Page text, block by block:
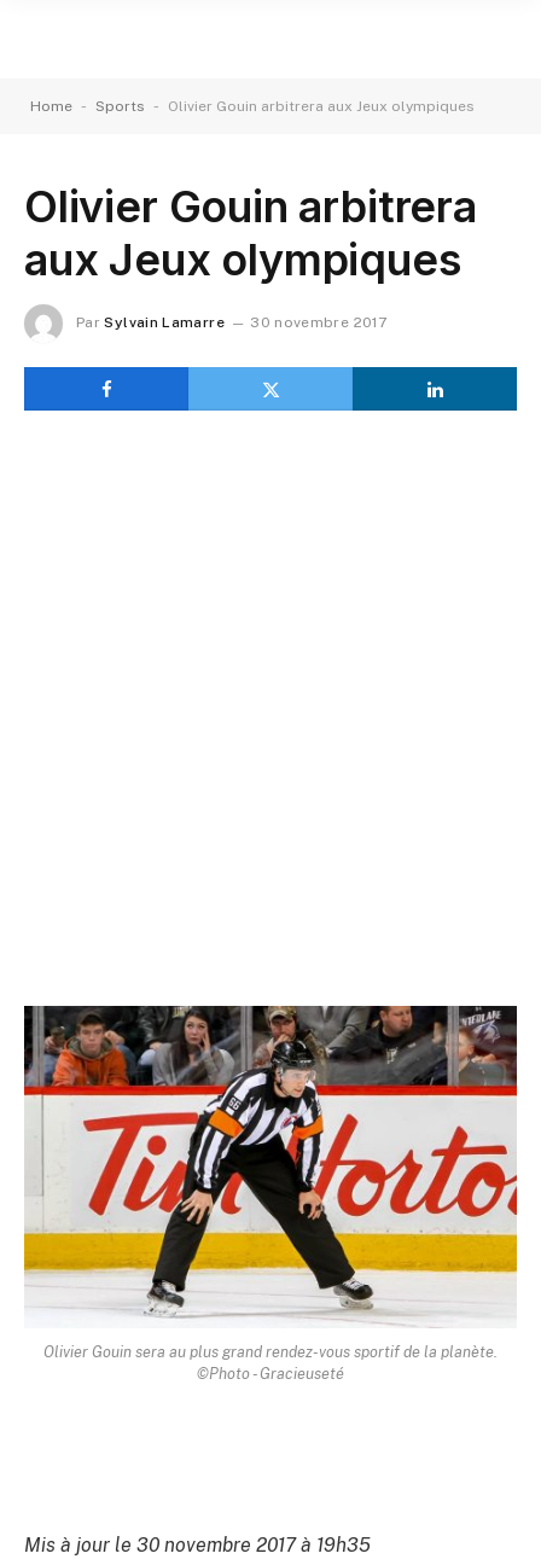
Home - Sports - Olivier Gouin arbitrera aux Jeux olympiques
Olivier Gouin arbitrera
aux Jeux olympiques
Par Sylvain Lamarre 30 novembre 2017
Olivier Gouin sera au plus grand rendez-vous sportif de la planète.
©Photo - Gracieuseté
Mis à jour le 30 novembre 2017 à 19h35